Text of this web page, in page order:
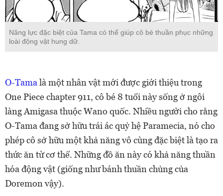
Năng lực đặc biệt của Tama có thể giúp cô bé thuần phục những
loài động vật hung dữ.
O-Tama là một nhân vật mới được giới thiệu trong
One Piece chapter 911, cô bé 8 tuổi này sống ở ngôi
làng Amigasa thuộc Wano quốc. Nhiều người cho rằng
O-Tama đang sở hữu trái ác quỷ hệ Paramecia, nó cho
phép cô sở hữu một khả năng vô cùng đặc biệt là tạo ra
thức ăn từ cơ thể. Những đồ ăn này có khả năng thuần
hóa động vật (giống như bánh thuần chủng của
Doremon vậy).